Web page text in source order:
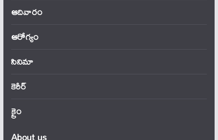
ఆదివారం
ఆరోగ్యం
సినిమా
కెరీర్
క్రైం